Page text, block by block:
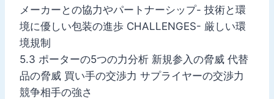
メーカーとの協力やパートナーシップ- 技術と環
境に優しい包装の進歩 CHALLENGES- 厳しい環
境規制
5.3 ポーターの5つの力分析 新規参入の脅威 代替
品の脅威 買い手の交渉力 サプライヤーの交渉力
競争相手の強さ